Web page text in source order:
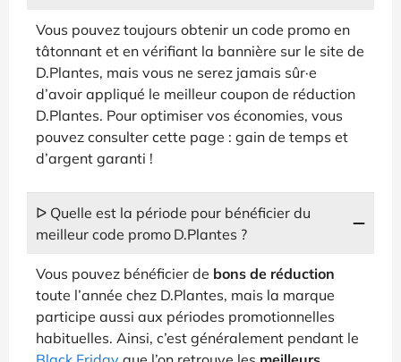
Vous pouvez toujours obtenir un code promo en
tâtonnant et en vérifiant la bannière sur le site de
D.Plantes, mais vous ne serez jamais sûr·e
d’avoir appliqué le meilleur coupon de réduction
D.Plantes. Pour optimiser vos économies, vous
pouvez consulter cette page : gain de temps et
d’argent garanti !
ᐅ Quelle est la période pour bénéficier du
meilleur code promo D.Plantes ?
Vous pouvez bénéficier de bons de réduction
toute l’année chez D.Plantes, mais la marque
participe aussi aux périodes promotionnelles
habituelles. Ainsi, c’est généralement pendant le